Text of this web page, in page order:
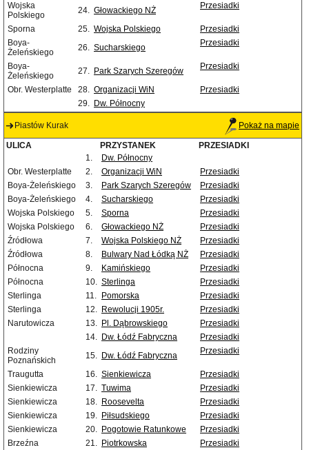
Wojska
Polskiego
24. Głowackiego NŻ Przesiadki
Sporna 25. Wojska Polskiego
Przesiadki
Boya-
Żeleńskiego
26. Sucharskiego Przesiadki
Boya-
Żeleńskiego
27. Park Szarych Szeregów Przesiadki
Obr. Westerplatte 28. Organizacji WiN
Przesiadki
29. Dw. Północny
Piastów Kurak Pokaż na mapie
ULICA PRZYSTANEK
PRZESIADKI
1.
Dw. Północny
Obr. Westerplatte
2. Organizacji WiN
Przesiadki
Boya-Żeleńskiego
3. Park Szarych Szeregów
Przesiadki
Boya-Żeleńskiego
4. Sucharskiego
Przesiadki
Wojska Polskiego
5. Sporna
Przesiadki
Wojska Polskiego
6. Głowackiego NŻ
Przesiadki
Źródłowa
7. Wojska Polskiego NŻ
Przesiadki
Źródłowa
8. Bulwary Nad Łódką NŻ
Przesiadki
Północna
9. Kamińskiego
Przesiadki
Północna
10. Sterlinga
Przesiadki
Sterlinga
11. Pomorska
Przesiadki
Sterlinga
12. Rewolucji 1905r.
Przesiadki
Narutowicza
13. Pl. Dąbrowskiego
Przesiadki
14. Dw. Łódź Fabryczna
Przesiadki
Rodziny
Poznańskich
15. Dw. Łódź Fabryczna Przesiadki
Traugutta 16. Sienkiewicza
Przesiadki
Sienkiewicza
17. Tuwima
Przesiadki
Sienkiewicza
18. Roosevelta
Przesiadki
Sienkiewicza
19. Piłsudskiego
Przesiadki
Sienkiewicza
20. Pogotowie Ratunkowe
Przesiadki
Brzeźna
21. Piotrkowska Przesiadki